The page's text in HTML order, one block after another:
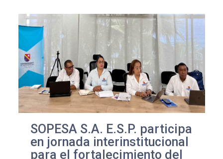
SOPESA S.A. E.S.P. participa
en jornada interinstitucional
para el fortalecimiento del